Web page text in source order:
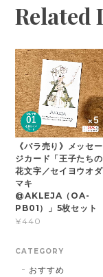
Related
《バラ売り》メッセー
ジカード「王子たちの
花文字／セイヨウオダ
マキ
@AKLEJA（OA-
PB01）」5枚セット
¥440
CATEGORY
おすすめ